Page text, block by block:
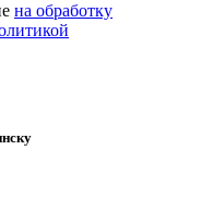
на обработку